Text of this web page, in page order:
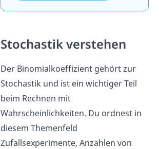
Stochastik verstehen
Der Binomialkoeffizient gehört zur
Stochastik und ist ein wichtiger Teil
beim Rechnen mit
Wahrscheinlichkeiten. Du ordnest in
diesem Themenfeld
Zufallsexperimente, Anzahlen von